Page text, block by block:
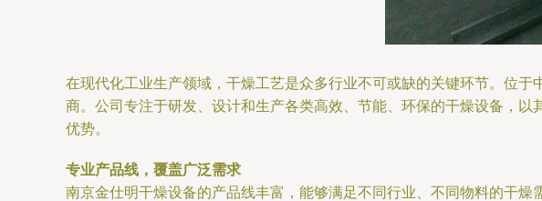
在现代化工业生产领域，干燥工艺是众多行业不可或缺的关键环节。位
商。公司专注于研发、设计和生产各类高效、节能、环保的干燥设备，
优势。
专业产品线，覆盖广泛需求
南京金仕明干燥设备的产品线丰富，能够满足不同行业、不同物料的干燥